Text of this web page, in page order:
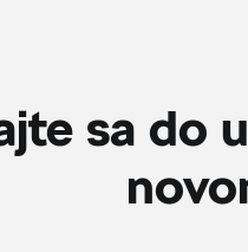
sa do